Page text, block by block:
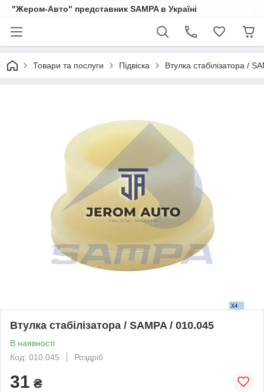
"Жером-Авто" представник SAMPA в Україні
Товари та послуги Підвіска Втулка стабілізатора /
Втулка стабілізатора / SAMPA / 010.045
В наявності
Код: 010.045
Роздріб
31 ₴